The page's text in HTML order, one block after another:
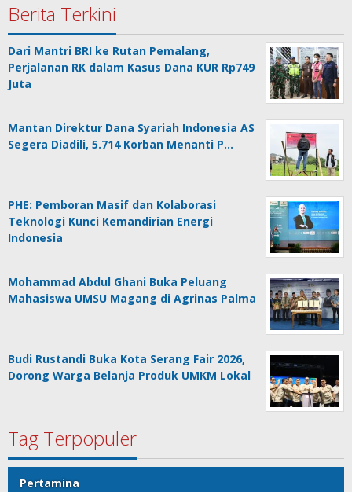
Berita Terkini
Dari Mantri BRI ke Rutan Pemalang,
Perjalanan RK dalam Kasus Dana KUR Rp749
Juta
Mantan Direktur Dana Syariah Indonesia AS
Segera Diadili, 5.714 Korban Menanti P…
PHE: Pemboran Masif dan Kolaborasi
Teknologi Kunci Kemandirian Energi
Indonesia
Mohammad Abdul Ghani Buka Peluang
Mahasiswa UMSU Magang di Agrinas Palma
Budi Rustandi Buka Kota Serang Fair 2026,
Dorong Warga Belanja Produk UMKM Lokal
Tag Terpopuler
Pertamina